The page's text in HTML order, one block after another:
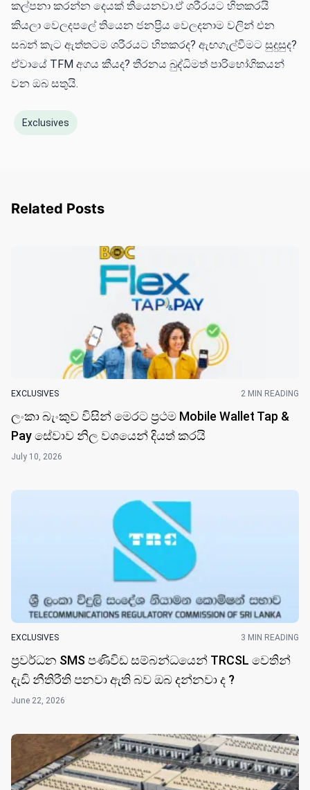
කල්පනා කරන්න දෙයක් තියෙනවා.ඒ ශරීරයට හිතකරයි
කියලා වෙලදපලේ තියෙන ජනප්‍රිය වෙලදනාම වලින් එන
සබන් කැට ඇත්තටම ශරීරයට හිතකරද? ඇඟගැල්වීමට සුදුසුද?
ඒවායේ TFM අගය කීයද? තීරනය බුද්ධිමත් පාරිභෝගිකයන්
වන ඔබ සතුයි.
Exclusives
Related Posts
EXCLUSIVES 2 MIN READING
ලංකා බැංකුව විසි​න් මෙරට ප්‍රථම Mobile Wallet Tap &
Pay සේවාව නිල වශයෙන් දියත් කරයි
July 10, 2026
EXCLUSIVES 3 MIN READING
ප්‍රවර්ධන SMS පණිවිඩ සම්බන්ධයෙන් TRCSL වෙතින්
දැඩි නීතිරීති පනවා ඇති බව ඔබ දන්නවා ද ?
June 22, 2026